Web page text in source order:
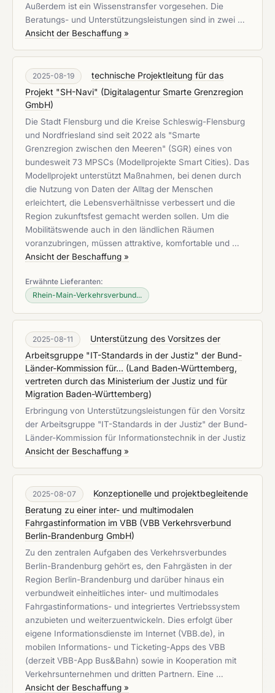
Außerdem ist ein Wissenstransfer vorgesehen. Die
Beratungs- und Unterstützungsleistungen sind in zwei …
Ansicht der Beschaffung »
2025-08-19
technische Projektleitung für das
Projekt "SH-Navi" (Digitalagentur Smarte Grenzregion
GmbH)
Die Stadt Flensburg und die Kreise Schleswig-Flensburg
und Nordfriesland sind seit 2022 als "Smarte
Grenzregion zwischen den Meeren" (SGR) eines von
bundesweit 73 MPSCs (Modellprojekte Smart Cities). Das
Modellprojekt unterstützt Maßnahmen, bei denen durch
die Nutzung von Daten der Alltag der Menschen
erleichtert, die Lebensverhältnisse verbessert und die
Region zukunftsfest gemacht werden sollen. Um die
Mobilitätswende auch in den ländlichen Räumen
voranzubringen, müssen attraktive, komfortable und …
Ansicht der Beschaffung »
Erwähnte Lieferanten:
Rhein-Main-Verkehrsverbund...
2025-08-11
Unterstützung des Vorsitzes der
Arbeitsgruppe "IT-Standards in der Justiz" der Bund-
Länder-Kommission für... (Land Baden-Württemberg,
vertreten durch das Ministerium der Justiz und für
Migration Baden-Württemberg)
Erbringung von Unterstützungsleistungen für den Vorsitz
der Arbeitsgruppe "IT-Standards in der Justiz" der Bund-
Länder-Kommission für Informationstechnik in der Justiz
Ansicht der Beschaffung »
2025-08-07
Konzeptionelle und projektbegleitende
Beratung zu einer inter- und multimodalen
Fahrgastinformation im VBB (VBB Verkehrsverbund
Berlin-Brandenburg GmbH)
Zu den zentralen Aufgaben des Verkehrsverbundes
Berlin-Brandenburg gehört es, den Fahrgästen in der
Region Berlin-Brandenburg und darüber hinaus ein
verbundweit einheitliches inter- und multimodales
Fahrgastinformations- und integriertes Vertriebssystem
anzubieten und weiterzuentwickeln. Dies erfolgt über
eigene Informationsdienste im Internet (VBB.de), in
mobilen Informations- und Ticketing-Apps des VBB
(derzeit VBB-App Bus&Bahn) sowie in Kooperation mit
Verkehrsunternehmen und dritten Partnern. Eine …
Ansicht der Beschaffung »